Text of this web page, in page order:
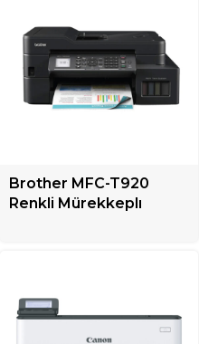
Brother MFC-T920
Renkli Mürekkeplı